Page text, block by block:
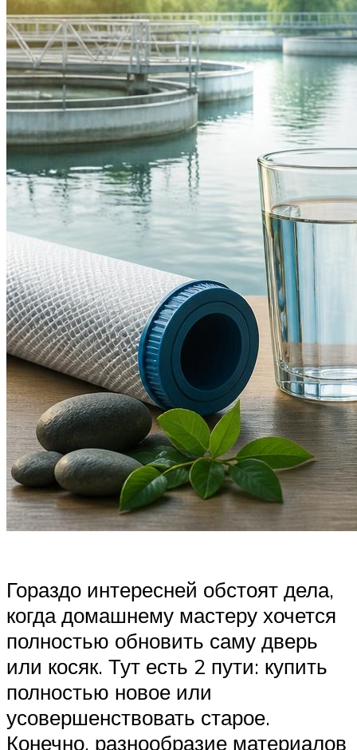
Гораздо интересней обстоят дела,
когда домашнему мастеру хочется
полностью обновить саму дверь
или косяк. Тут есть 2 пути: купить
полностью новое или
усовершенствовать старое.
Конечно, разнообразие материалов